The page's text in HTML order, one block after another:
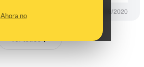
Ahora no 07/09/2020
Ver todos